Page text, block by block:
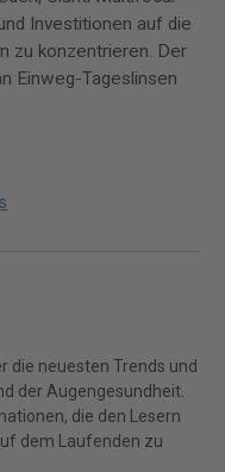
Investitionen auf die
zu konzentrieren. Der
Einweg-Tageslinsen
die neuesten Trends und
der Augengesundheit.
die den Lesern
dem Laufenden zu